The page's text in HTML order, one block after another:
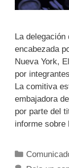
La
encabezada
Nueva York,
por
La comitiva
embajadora
por parte del
informe